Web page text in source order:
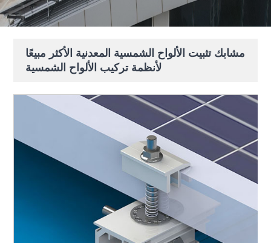
مشابك تثبيت الألواح الشمسية المعدنية الأكثر مبيعًا
لأنظمة تركيب الألواح الشمسية